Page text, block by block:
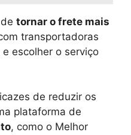
tornar o frete mais
transportadoras
escolher o serviço
de reduzir os
plataforma de
, como o Melhor